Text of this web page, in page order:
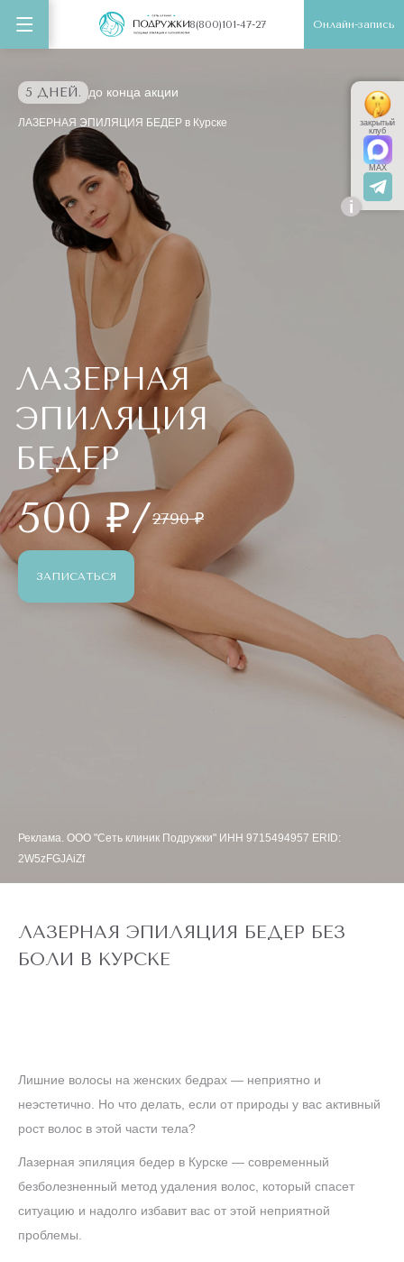
8(800)101-47-27 Онлайн-запись
5 ДНЕЙ. до конца акции
ЛАЗЕРНАЯ ЭПИЛЯЦИЯ БЕДЕР в Курске
ЛАЗЕРНАЯ
ЭПИЛЯЦИЯ
БЕДЕР
500 ₽/2790 ₽
ЗАПИСАТЬСЯ
Реклама. ООО "Сеть клиник Подружки" ИНН 9715494957 ERID:
2W5zFGJAiZf
ЛАЗЕРНАЯ ЭПИЛЯЦИЯ БЕДЕР БЕЗ
БОЛИ В КУРСКЕ
Лишние волосы на женских бедрах — неприятно и
неэстетично. Но что делать, если от природы у вас активный
рост волос в этой части тела?
Лазерная эпиляция бедер в Курске — современный
безболезненный метод удаления волос, который спасет
ситуацию и надолго избавит вас от этой неприятной
проблемы.
i
закрытый
клуб
MAX